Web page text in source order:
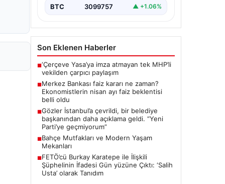
BTC 3099757 ▲ +1.06%
Son Eklenen Haberler
■‘Çerçeve Yasa’ya imza atmayan tek MHP’li
vekilden çarpıcı paylaşım
■Merkez Bankası faiz kararı ne zaman?
Ekonomistlerin nisan ayı faiz beklentisi
belli oldu
■Gözler İstanbul’a çevrildi, bir belediye
başkanından daha açıklama geldi. “Yeni
Parti’ye geçmiyorum”
■Bahçe Mutfakları ve Modern Yaşam
Mekanları
■FETÖ’cü Burkay Karatepe ile İlişkili
Şüphelinin İfadesi Gün yüzüne Çıktı: ‘Salih
Usta’ olarak Tanıdım